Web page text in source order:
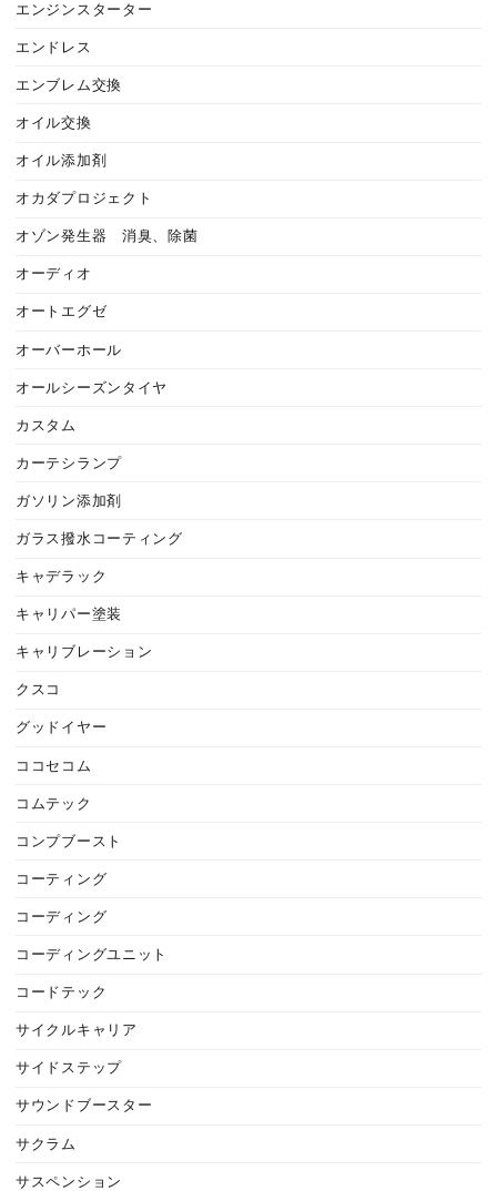
エンジンスターター
エンドレス
エンブレム交換
オイル交換
オイル添加剤
オカダプロジェクト
オゾン発生器 消臭、除菌
オーディオ
オートエグゼ
オーバーホール
オールシーズンタイヤ
カスタム
カーテシランプ
ガソリン添加剤
ガラス撥水コーティング
キャデラック
キャリパー塗装
キャリブレーション
クスコ
グッドイヤー
ココセコム
コムテック
コンプブースト
コーティング
コーディング
コーディングユニット
コードテック
サイクルキャリア
サイドステップ
サウンドブースター
サクラム
サスペンション